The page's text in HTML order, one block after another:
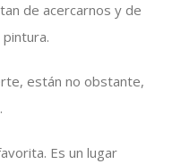
de acercarnos y de
están no obstante,
Es un lugar